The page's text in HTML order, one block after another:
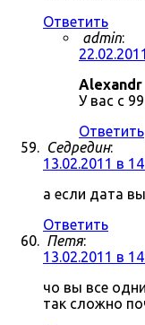
Ответить
admin:
Alexandr
У вас с
Ответить
Седредин:
13.02.2011 в
а если дата
Ответить
Петя:
13.02.2011 в
чо вы все
так сложно